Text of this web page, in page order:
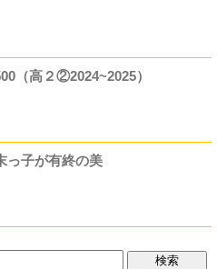
（高２②2024~2025）
っ子が有終の美